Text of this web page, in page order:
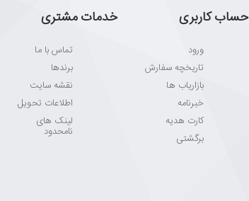
حساب کاربری
ورود
تاریخچه سفارش
بازاریاب ها
خبرنامه
کارت هدیه
برگشتی
خدمات مشتری
تماس با ما
برندها
نقشه سایت
اطلاعات تحویل
لینک های
نامحدود